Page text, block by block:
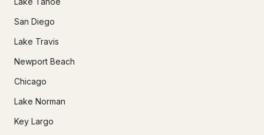
San Diego
Lake Travis
Newport Beach
Chicago
Lake Norman
Key Largo